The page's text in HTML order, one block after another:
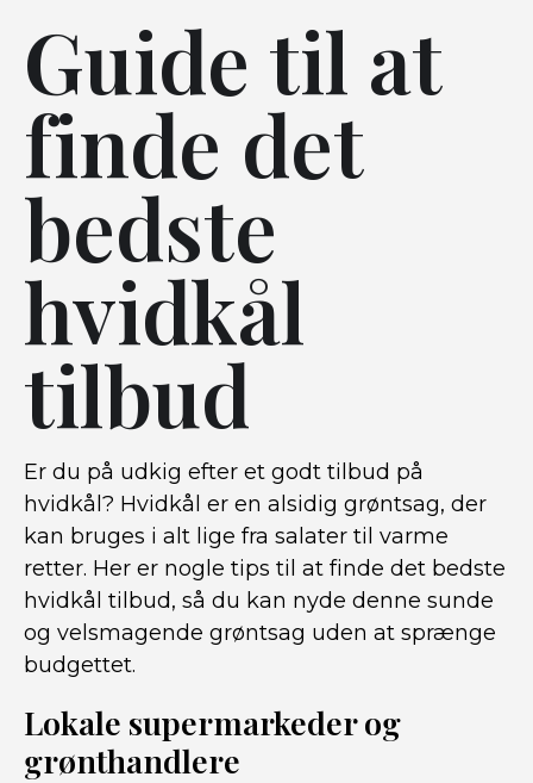
Guide til at
finde det
bedste
hvidkål
tilbud
Er du på udkig efter et godt tilbud på
hvidkål? Hvidkål er en alsidig grøntsag, der
kan bruges i alt lige fra salater til varme
retter. Her er nogle tips til at finde det bedste
hvidkål tilbud, så du kan nyde denne sunde
og velsmagende grøntsag uden at sprænge
budgettet.
Lokale supermarkeder og
grønthandlere